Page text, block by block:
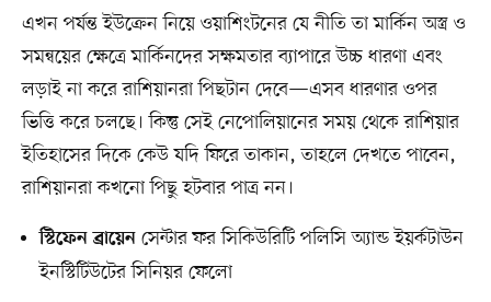
এখন পর্যন্ত ইউক্রেন নিয়ে ওয়াশিংটনের যে নীতি তা মার্কিন অস্ত্র ও
সমন্বয়ের ক্ষেত্রে মার্কিনদের সক্ষমতার ব্যাপারে উচ্চ ধারণা এবং
লড়াই না করে রাশিয়ানরা পিছটান দেবে—এসব ধারণার ওপর
ভিত্তি করে চলছে। কিন্তু সেই নেপোলিয়ানের সময় থেকে রাশিয়ার
ইতিহাসের দিকে কেউ যদি ফিরে তাকান, তাহলে দেখতে পাবেন,
রাশিয়ানরা কখনো পিছু হটবার পাত্র নন।
স্টিফেন ব্রায়েনসেন্টার ফর সিকিউরিটি পলিসি অ্যান্ড ইয়র্কটাউন
ইনস্টিটিউটের সিনিয়র ফেলো